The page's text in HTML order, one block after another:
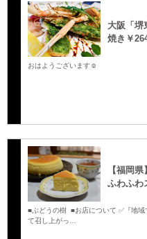
大阪「堺
焼き￥
おはようございます☺️
【福岡
ふわふわ
■ぶどうの樹 ■お店について ✅『地域
て召し上がっ…